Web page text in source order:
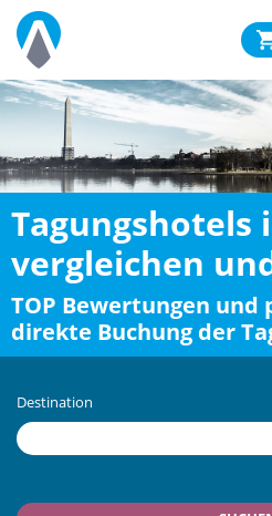
Tagungshotels
vergleichen
TOP Bewertungen und
direkte Buchung der
Destination